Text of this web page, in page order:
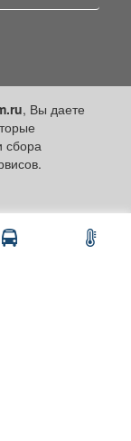
, Вы даете
сбора